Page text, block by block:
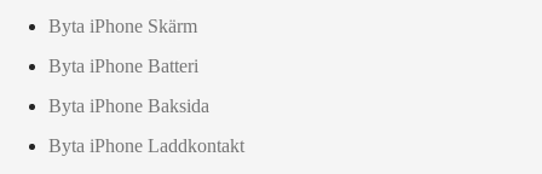
Byta iPhone Skärm
Byta iPhone Batteri
Byta iPhone Baksida
Byta iPhone Laddkontakt